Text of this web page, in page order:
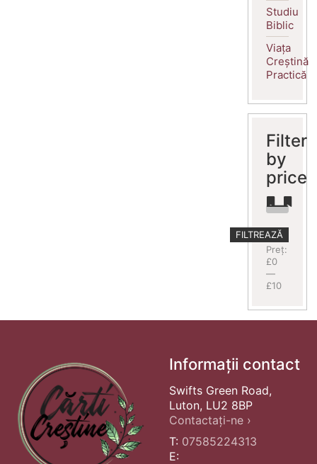
Studiu
Biblic
Viața
Creștină
Practică
Filter
by
price
Preț
minim
Preț
maxim
FILTREAZĂ
Preț:
£0
—
£10
Informații contact
Swifts Green Road,
Luton, LU2 8BP
Contactați-ne ›
T: 07585224313
E: